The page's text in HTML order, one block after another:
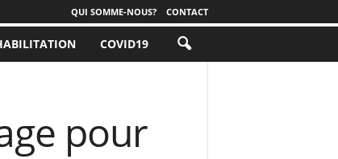
QUI SOMME-NOUS? CONTACT
COVID19
pour